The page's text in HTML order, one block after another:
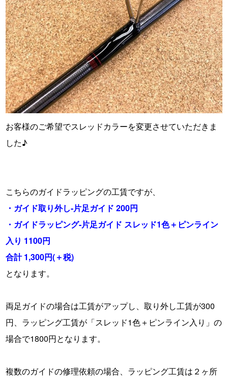
お客様のご希望でスレッドカラーを変更させていただきま
した♪
こちらのガイドラッピングの工賃ですが、
・ガイド取り外し-片足ガイド 200円
・ガイドラッピング-片足ガイド スレッド1色＋ピンライン
入り 1100円
合計 1,300円(＋税)
となります。
両足ガイドの場合は工賃がアップし、取り外し工賃が300
円、ラッピング工賃が「スレッド1色＋ピンライン入り」の
場合で1800円となります。
複数のガイドの修理依頼の場合、ラッピング工賃は２ヶ所